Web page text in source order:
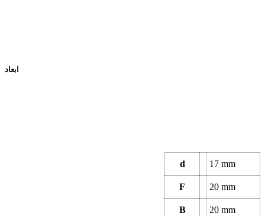
ابعاد
d 17 mm
F 20 mm
B 20 mm